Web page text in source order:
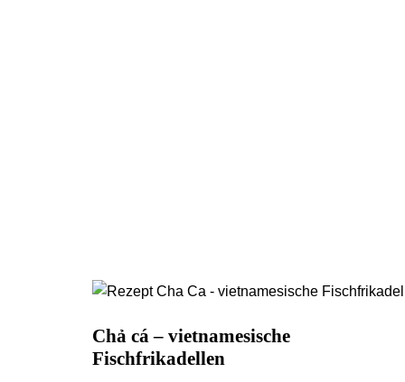
Chả cá – vietnamesische
Fischfrikadellen